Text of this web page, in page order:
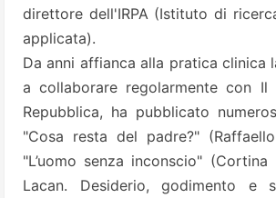
direttore dell'IRPA (Istituto di
applicata).
Da anni affianca alla pratica clinica
a collaborare regolarmente con Il
Repubblica, ha pubblicato
"Cosa resta del padre?"
"L’uomo senza inconscio" (Cortina
Lacan. Desiderio, godimento e